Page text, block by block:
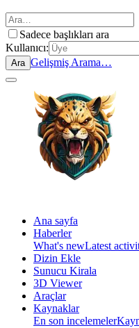
Sadece başlıkları ara
Kullanıcı:
Ara Gelişmiş Arama…
Ana sayfa
Haberler
What's newLatest
Dizin Ekle
Sunucu Kirala
3D Viewer
Araçlar
Kaynaklar
En son incelemeler